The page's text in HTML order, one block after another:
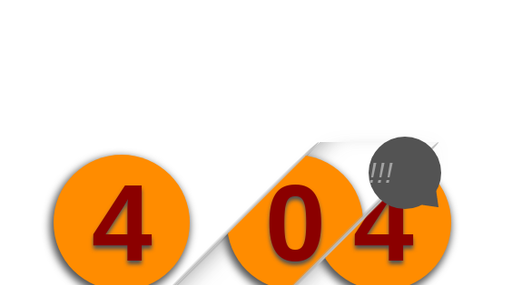
4 0 4
!!!